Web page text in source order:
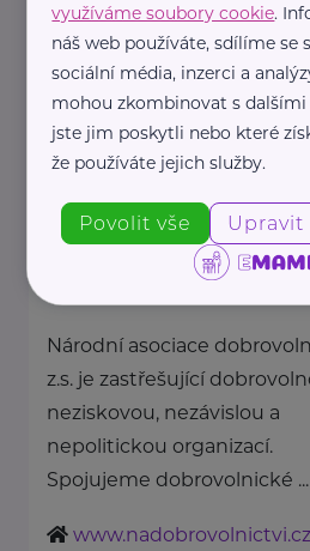
zdraví dětí ...
https://
+420 725 565 273
info@spolusodvahou.cz
Národní asociace
z.s.
Plzeň
Národní asociace
z.s. je zastřešující
neziskovou, nezávislou a
nepolitickou organizací.
Spojujeme dobrovolnické ...
www.nadobrovolnictvi.cz
využíváme soubory cookie.
náš web používáte, sdílíme se
sociální média, inzerci a
mohou zkombinovat s
jste jim poskytli nebo které
že používáte jejich služby.
Povolit vše Upravit